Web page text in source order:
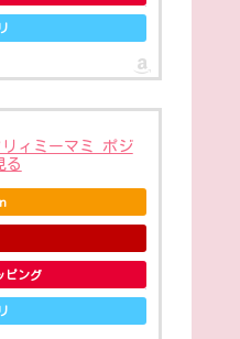
リィミーマミ ポジ
る
ピング